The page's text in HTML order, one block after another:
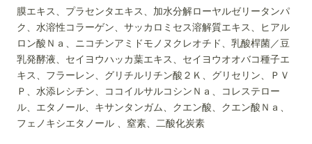
膜エキス、プラセンタエキス、加水分解ローヤルゼリータンパ
ク、水溶性コラーゲン、サッカロミセス溶解質エキス、ヒアル
ロン酸Ｎａ、ニコチンアミドモノヌクレオチド、乳酸桿菌／豆
乳発酵液、セイヨウハッカ葉エキス、セイヨウオオバコ種子エ
キス、フラーレン、グリチルリチン酸２Ｋ、グリセリン、ＰＶ
Ｐ、水添レシチン、ココイルサルコシンＮａ、コレステロー
ル、エタノール、キサンタンガム、クエン酸、クエン酸Ｎａ、
フェノキシエタノール 、窒素、二酸化炭素